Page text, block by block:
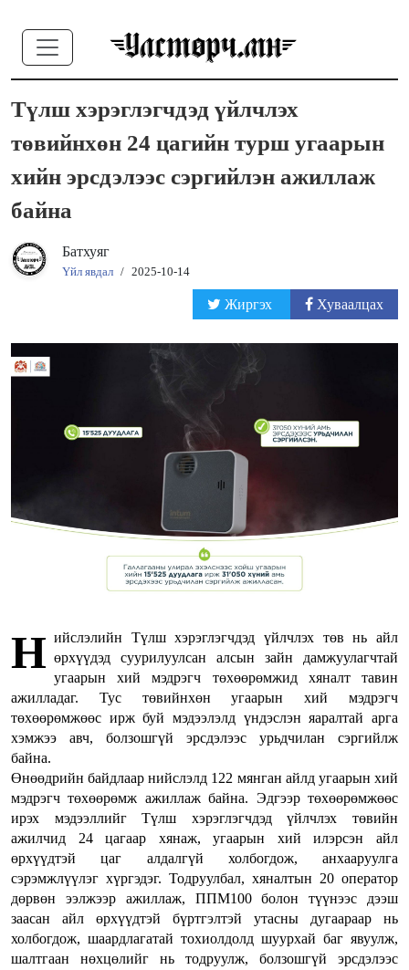
Түлш хэрэглэгчдэд үйлчлэх
төвийнхөн 24 цагийн турш угаарын
хийн эрсдэлээс сэргийлэн ажиллаж
байна
Батхуяг
Үйл явдал / 2025-10-14
Жиргэх Хуваалцах
Н ийслэлийн Түлш хэрэглэгчдэд үйлчлэх төв нь айл
өрхүүдэд суурилуулсан алсын зайн дамжуулагчтай
угаарын хий мэдрэгч төхөөрөмжид хяналт тавин
ажилладаг. Тус төвийнхөн угаарын хий мэдрэгч
төхөөрөмжөөс ирж буй мэдээлэлд үндэслэн яаралтай арга
хэмжээ авч, болзошгүй эрсдэлээс урьдчилан сэргийлж
байна.
Өнөөдрийн байдлаар нийслэлд 122 мянган айлд угаарын хий
мэдрэгч төхөөрөмж ажиллаж байна. Эдгээр төхөөрөмжөөс
ирэх мэдээллийг Түлш хэрэглэгчдэд үйлчлэх төвийн
ажилчид 24 цагаар хянаж, угаарын хий илэрсэн айл
өрхүүдтэй цаг алдалгүй холбогдож, анхааруулга
сэрэмжлүүлэг хүргэдэг. Тодруулбал, хяналтын 20 оператор
дөрвөн ээлжээр ажиллаж, ППМ100 болон түүнээс дээш
заасан айл өрхүүдтэй бүртгэлтэй утасны дугаараар нь
холбогдож, шаардлагатай тохиолдолд шуурхай баг явуулж,
шалтгаан нөхцөлийг нь тодруулж, болзошгүй эрсдэлээс